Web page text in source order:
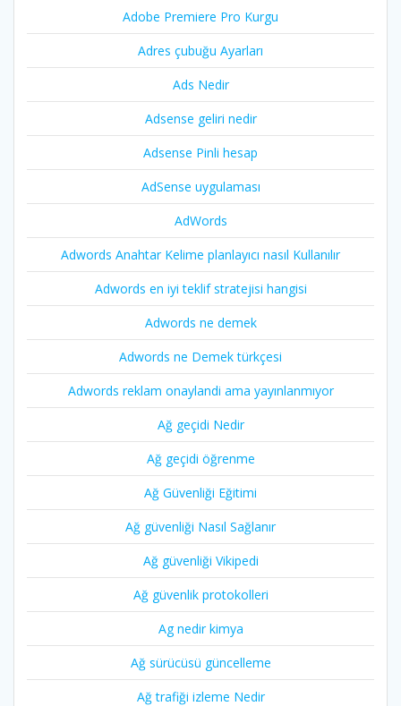
Adobe Premiere Pro Kurgu
Adres çubuğu Ayarları
Ads Nedir
Adsense geliri nedir
Adsense Pinli hesap
AdSense uygulaması
AdWords
Adwords Anahtar Kelime planlayıcı nasıl Kullanılır
Adwords en iyi teklif stratejisi hangisi
Adwords ne demek
Adwords ne Demek türkçesi
Adwords reklam onaylandi ama yayınlanmıyor
Ağ geçidi Nedir
Ağ geçidi öğrenme
Ağ Güvenliği Eğitimi
Ağ güvenliği Nasıl Sağlanır
Ağ güvenliği Vikipedi
Ağ güvenlik protokolleri
Ag nedir kimya
Ağ sürücüsü güncelleme
Ağ trafiği izleme Nedir